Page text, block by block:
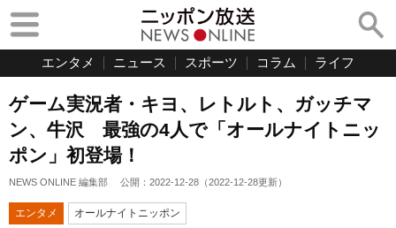
エンタメ ニュース スポーツ コラム ライフ
ゲーム実況者・キヨ、レトルト、ガッチマ
ン、牛沢 最強の4人で「オールナイトニッ
ポン」初登場！
NEWS ONLINE 編集部 公開： 2022-12-28 （2022-12-28更新）
エンタメ オールナイトニッポン